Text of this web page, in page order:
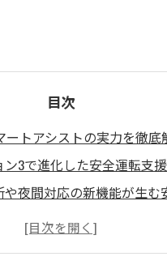
目次
ートアシストの実力を徹底
ン3で進化した安全運転支
や夜間対応の新機能が生む
検知するダイハツのスマー